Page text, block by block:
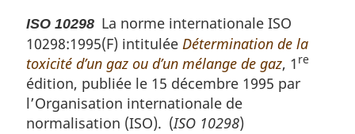
ISO 10298 La norme internationale ISO
10298:1995(F) intitulée Détermination de la
toxicité d’un gaz ou d’un mélange de gaz, 1 re
édition, publiée le 15 décembre 1995 par
l’Organisation internationale de
normalisation (ISO). (ISO 10298)